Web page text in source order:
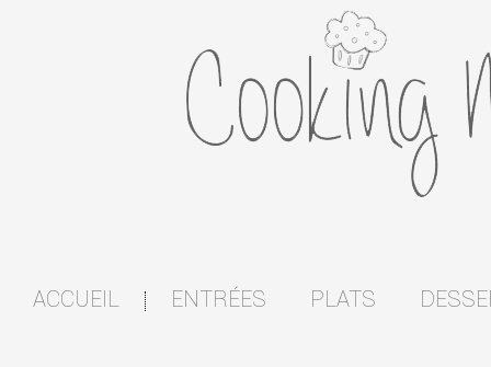
ACCUEIL ENTRÉES PLATS